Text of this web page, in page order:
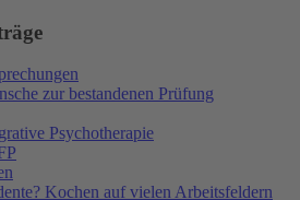
zur bestandenen Prüfung
Psychotherapie
Kochen auf vielen Arbeitsfeldern